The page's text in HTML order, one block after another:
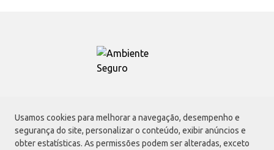
Usamos cookies para melhorar a navegação, desempenho e
segurança do site, personalizar o conteúdo, exibir anúncios e
obter estatísticas. As permissões podem ser alteradas, exceto
Atacadão S.A.
Avenida Morvan Dias de Figueiredo, 6169, Vila Maria, São Paulo - SP | CEP
02170-901 | CNPJ: 75.315.333/0001-09